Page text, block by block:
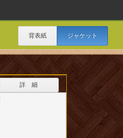
背表紙 ジャケット
詳 細